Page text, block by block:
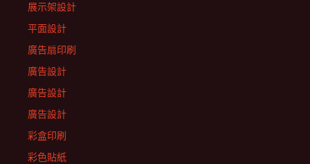
展示架設計
平面設計
廣告扇印刷
廣告設計
廣告設計
廣告設計
彩盒印刷
彩色貼紙